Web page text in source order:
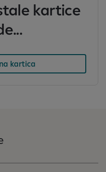
kartice
kartica